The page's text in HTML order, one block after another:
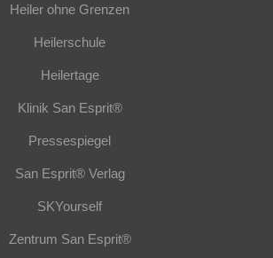
Heiler ohne Grenzen
Heilerschule
Heilertage
Klinik San Esprit®
Pressespiegel
San Esprit® Verlag
SKYourself
Zentrum San Esprit®